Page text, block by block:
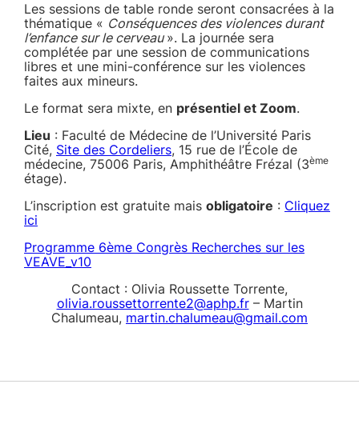
Les sessions de table ronde seront consacrées à la
thématique « Conséquences des violences durant
l’enfance sur le cerveau». La journée sera
complétée par une session de communications
libres et une mini-conférence sur les violences
faites aux mineurs.
Le format sera mixte, en présentiel et Zoom.
Lieu : Faculté de Médecine de l’Université Paris
Cité, Site des Cordeliers, 15 rue de l’École de
médecine, 75006 Paris, Amphithéâtre Frézal (3ème
étage).
L’inscription est gratuite mais obligatoire : Cliquez
ici
Programme 6ème Congrès Recherches sur les
VEAVE_v10
Contact : Olivia Roussette Torrente,
olivia.roussettorrente2@aphp.fr– Martin
Chalumeau, martin.chalumeau@gmail.com